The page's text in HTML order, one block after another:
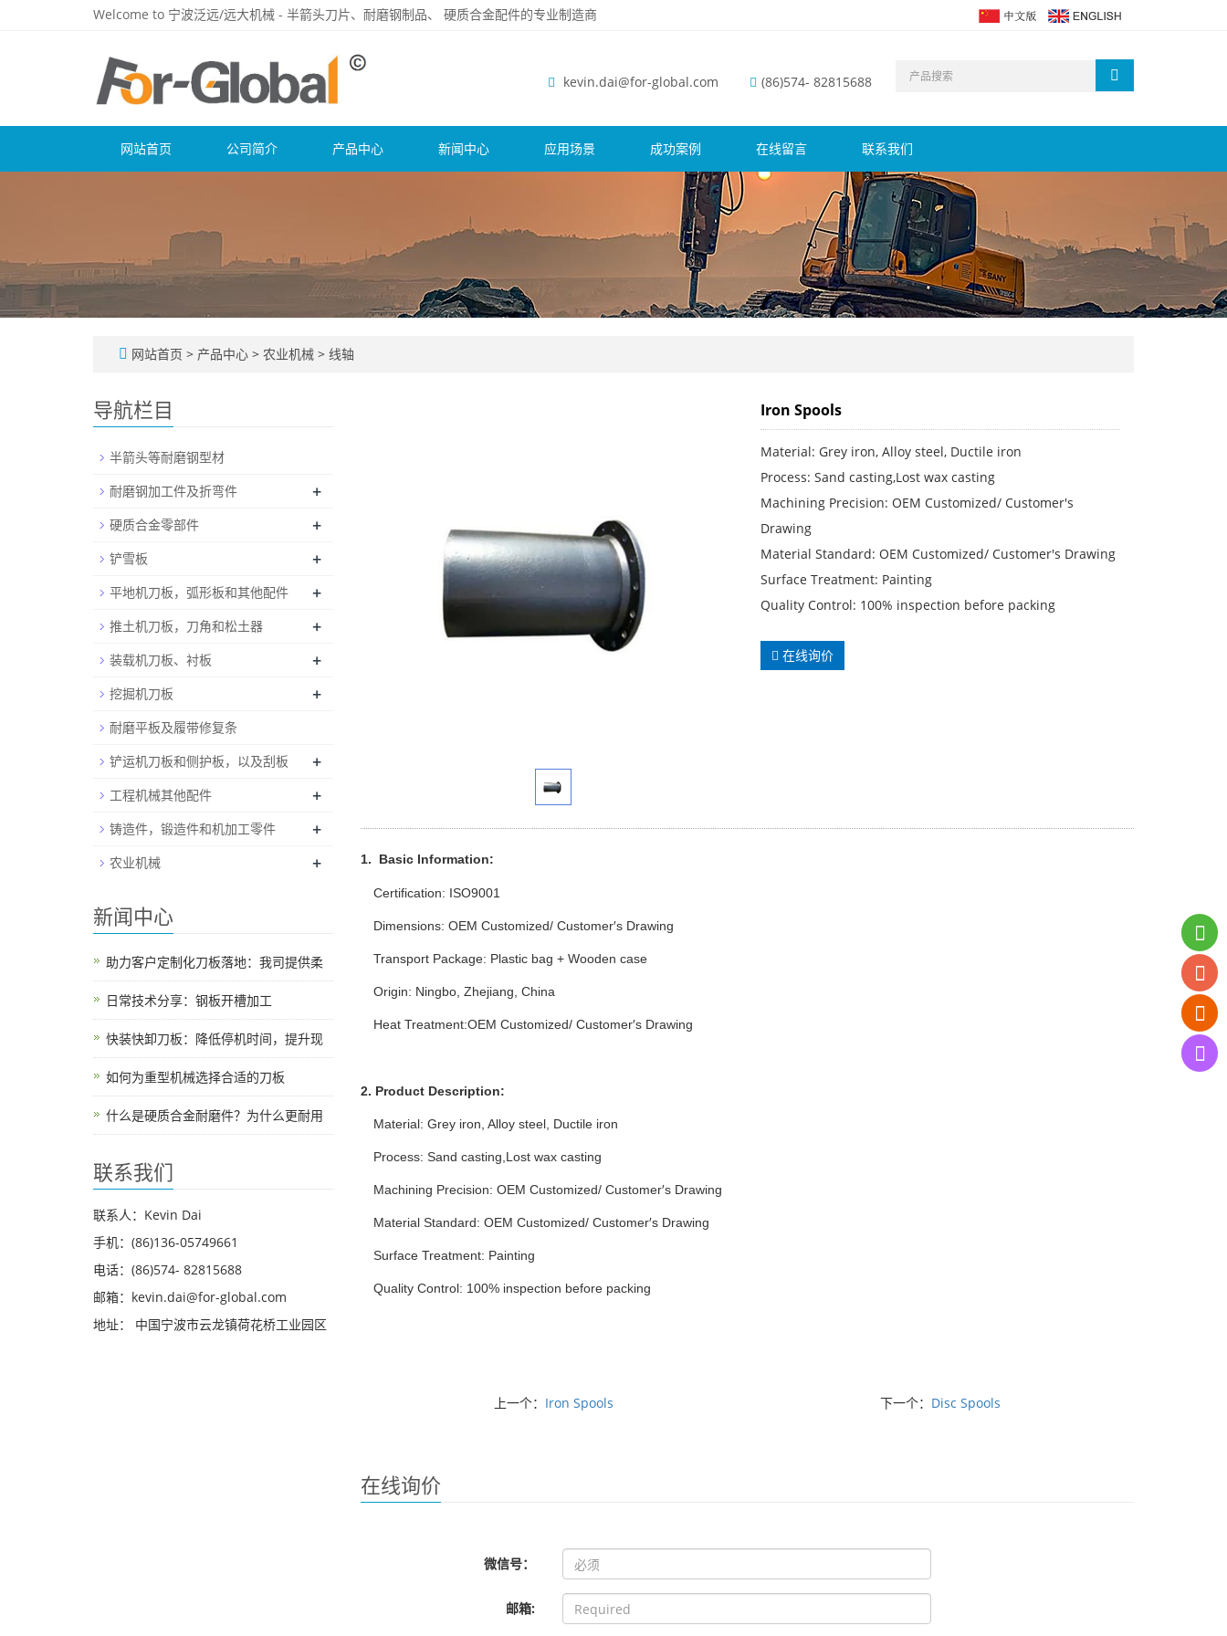
Welcome to 宁波泛远/远大机械 - 半箭头刀片、耐磨钢制品、 硬质合金配件的专业制造商
kevin.dai@for-global.com (86)574- 82815688
网站首页 公司简介 产品中心 新闻中心 应用场景 成功案例 在线留言 联系我们
网站首页 > 产品中心 > 农业机械 > 线轴
Iron Spools
Material: Grey iron, Alloy steel, Ductile iron
Process: Sand casting,Lost wax casting
Machining Precision: OEM Customized/ Customer′s
Drawing
Material Standard: OEM Customized/ Customer′s Drawing
Surface Treatment: Painting
Quality Control: 100% inspection before packing
在线询价
1. Basic Information:
Certification: ISO9001
Dimensions: OEM Customized/ Customer′s Drawing
Transport Package: Plastic bag + Wooden case
Origin: Ningbo, Zhejiang, China
Heat Treatment:OEM Customized/ Customer′s Drawing
2. Product Description:
Material: Grey iron, Alloy steel, Ductile iron
Process: Sand casting,Lost wax casting
Machining Precision: OEM Customized/ Customer′s Drawing
Material Standard: OEM Customized/ Customer′s Drawing
Surface Treatment: Painting
Quality Control: 100% inspection before packing
上一个： Iron Spools 下一个： Disc Spools
在线询价
微信号：
邮箱:
导航栏目
半箭头等耐磨钢型材
耐磨钢加工件及折弯件
+
硬质合金零部件 +
铲雪板 +
平地机刀板，弧形板和其他配件 +
推土机刀板，刀角和松土器 +
装载机刀板、衬板 +
挖掘机刀板 +
耐磨平板及履带修复条
铲运机刀板和侧护板，以及刮板
+
工程机械其他配件 +
铸造件，锻造件和机加工零件 +
农业机械 +
新闻中心
助力客户定制化刀板落地：我司提供柔
日常技术分享：钢板开槽加工
快装快卸刀板：降低停机时间，提升现
如何为重型机械选择合适的刀板
什么是硬质合金耐磨件？为什么更耐用
联系我们
联系人：Kevin Dai
手机：(86)136-05749661
电话：(86)574- 82815688
邮箱：kevin.dai@for-global.com
地址： 中国宁波市云龙镇荷花桥工业园区